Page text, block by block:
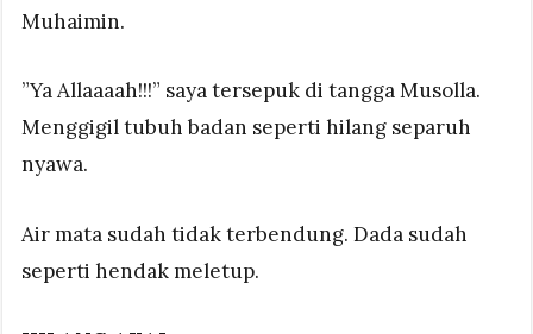
Muhaimin.
”Ya Allaaaah!!!” saya tersepuk di tangga Musolla.
Menggigil tubuh badan seperti hilang separuh
nyawa.
Air mata sudah tidak terbendung. Dada sudah
seperti hendak meletup.